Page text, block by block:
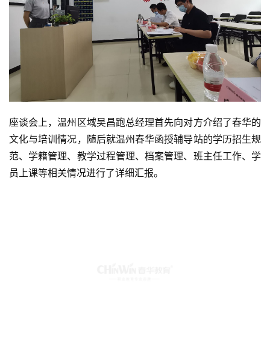
座谈会上，温州区域吴昌跑总经理首先向对方介绍了春华的
文化与培训情况，随后就温州春华函授辅导站的学历招生规
范、学籍管理、教学过程管理、档案管理、班主任工作、学
员上课等相关情况进行了详细汇报。